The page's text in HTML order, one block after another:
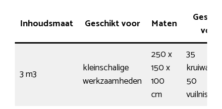
Inhoudsmaat Geschikt voor Maten
voor
3 m3
kleinschalige
werkzaamheden
250 x
150 x
100
cm
35
50